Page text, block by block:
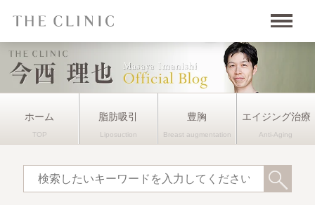
ホーム 脂肪吸引 豊胸 エイジング治療